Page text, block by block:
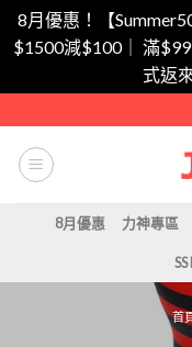
8月優惠！【
$1500減$100｜ 滿
式返
to
content
8月優惠 力神專區
首